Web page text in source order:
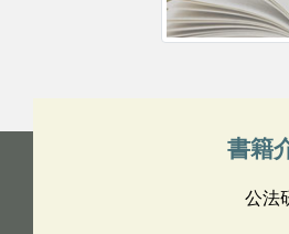
書籍
公法